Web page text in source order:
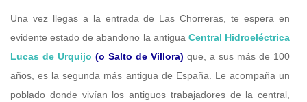
Una vez llegas a la entrada de Las Chorreras, te espera en
evidente estado de abandono la antigua Central Hidroeléctrica
Lucas de Urquijo (o Salto de Villora) que, a sus más de 100
años, es la segunda más antigua de España. Le acompaña un
poblado donde vivían los antiguos trabajadores de la central,